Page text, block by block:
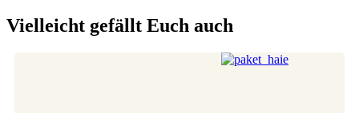
Vielleicht gefällt Euch auch